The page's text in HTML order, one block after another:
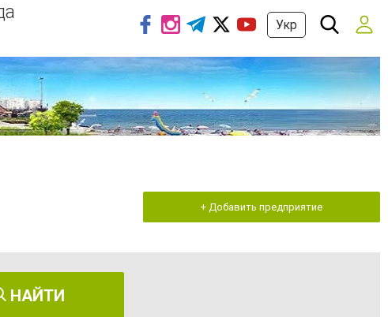
Укр
+ Добавить предприятие
НАЙТИ